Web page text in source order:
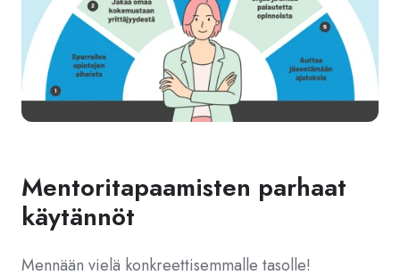
Mentoritapaamisten parhaat
käytännöt
Mennään vielä konkreettisemmalle tasolle!